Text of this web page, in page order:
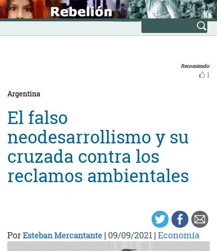
Skip
to
content
INICIO
Avanzada
Recomiendo:
1
Argentina
El falso
neodesarrollismo y su
cruzada contra los
reclamos ambientales
PorEsteban Mercantante | 09/09/2021 | Economía